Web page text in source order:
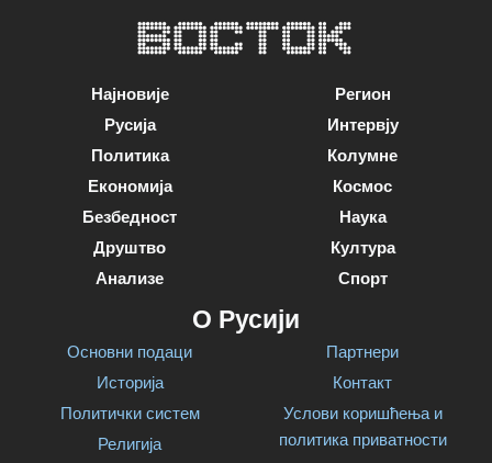
Најновије
Русија
Политика
Економија
Безбедност
Друштво
Анализе
Регион
Интервју
Колумне
Космос
Наука
Култура
Спорт
О Русији
Основни подаци
Историја
Политички систем
Религија
Партнери
Контакт
Услови коришћења и
политика приватности